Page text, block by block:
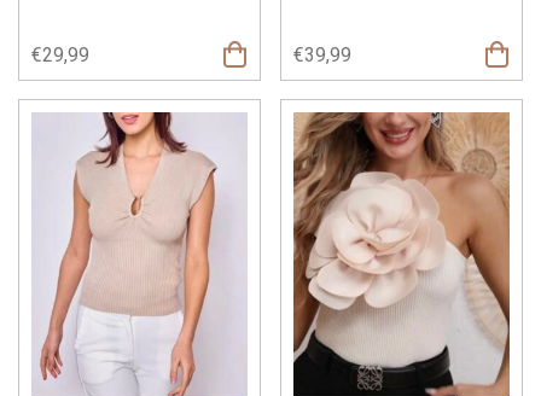
€29,99
Opties
selecteren
€39,99
Opties